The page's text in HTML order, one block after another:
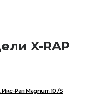
X-RAP
Рап Magnum 10 /S